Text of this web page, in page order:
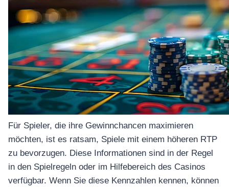
Für Spieler, die ihre Gewinnchancen maximieren
möchten, ist es ratsam, Spiele mit einem höheren RTP
zu bevorzugen. Diese Informationen sind in der Regel
in den Spielregeln oder im Hilfebereich des Casinos
verfügbar. Wenn Sie diese Kennzahlen kennen, können